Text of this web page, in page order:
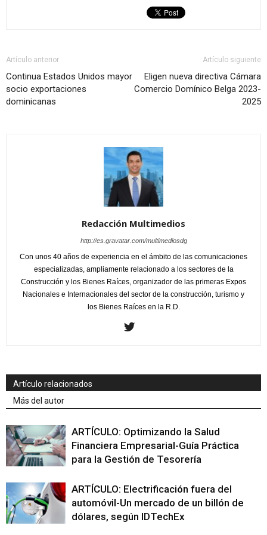
Artículo anterior
Continua Estados Unidos mayor
socio exportaciones
dominicanas
Artículo siguiente
Eligen nueva directiva Cámara
Comercio Domínico Belga 2023-
2025
Redacción Multimedios
http://es.gravatar.com/multimediosdg
Con unos 40 años de experiencia en el ámbito de las comunicaciones
especializadas, ampliamente relacionado a los sectores de la
Construcción y los Bienes Raíces, organizador de las primeras Expos
Nacionales e Internacionales del sector de la construcción, turismo y
los Bienes Raíces en la R.D.
Artículo relacionados
Más del autor
ARTÍCULO: Optimizando la Salud
Financiera Empresarial-Guía Práctica
para la Gestión de Tesorería
ARTÍCULO: Electrificación fuera del
automóvil-Un mercado de un billón de
dólares, según IDTechEx